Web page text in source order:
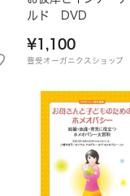
ルド DVD
¥1,100
豊受オーガニクスショップ